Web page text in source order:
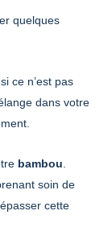
quelques
ce n’est pas
dans votre
bambou
soin de
cette